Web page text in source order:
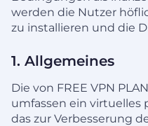
werden die Nutzer
zu installieren und die
1. Allgemeines
Die von FREE VPN
umfassen ein virtuelles
das zur Verbesserung